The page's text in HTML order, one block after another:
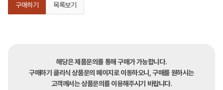
구매하기 목록보기
해당은 제품문의를 통해 구매가 가능합니다.
구매하기 클리식 상품문의 페이지로 이동하오니, 구매를 원하시는
고객께서는 상품문의를 이용해주시기 바랍니다.